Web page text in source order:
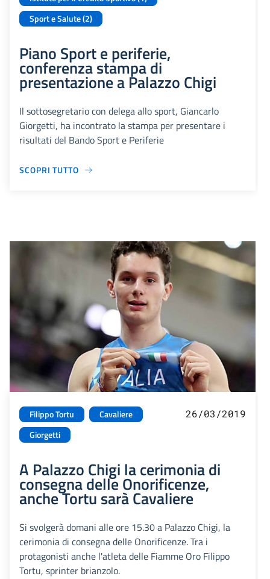
Sport e Salute (2)
Piano Sport e periferie,
conferenza stampa di
presentazione a Palazzo Chigi
Il sottosegretario con delega allo sport, Giancarlo
Giorgetti, ha incontrato la stampa per presentare i
risultati del Bando Sport e Periferie
SCOPRI TUTTO
Filippo Tortu
Cavaliere
Giorgetti
26/03/2019
A Palazzo Chigi la cerimonia di
consegna delle Onorificenze,
anche Tortu sarà Cavaliere
Si svolgerà domani alle ore 15.30 a Palazzo Chigi, la
cerimonia di consegna delle Onorificenze. Tra i
protagonisti anche l'atleta delle Fiamme Oro Filippo
Tortu, sprinter brianzolo.